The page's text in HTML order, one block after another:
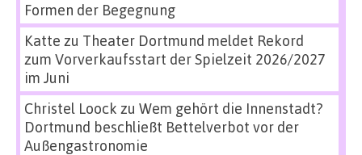
Formen der Begegnung
Katte zu Theater Dortmund meldet Rekord
zum Vorverkaufsstart der Spielzeit 2026/2027
im Juni
Christel Loock zu Wem gehört die Innenstadt?
Dortmund beschließt Bettelverbot vor der
Außengastronomie